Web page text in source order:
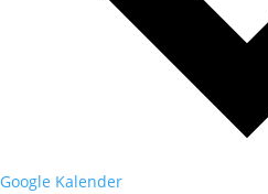
Google Kalender